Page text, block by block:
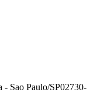
- Sao Paulo/SP02730-